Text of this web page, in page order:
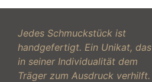
Jedes Schmuckstück ist
handgefertigt. Ein Unikat, das
in seiner Individualität dem
Träger zum Ausdruck verhilft.